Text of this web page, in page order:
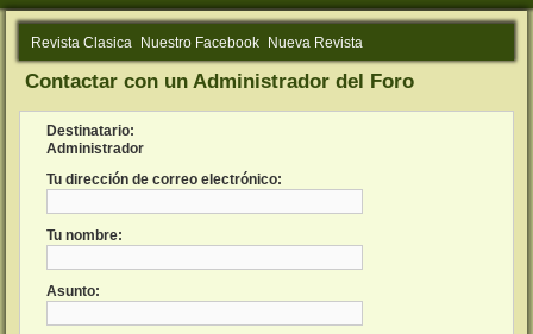
u
Revista Clasica Nuestro Facebook Nueva Revista
Contactar con un Administrador del Foro
Destinatario:
Administrador
Tu dirección de correo electrónico:
Tu nombre:
Asunto: